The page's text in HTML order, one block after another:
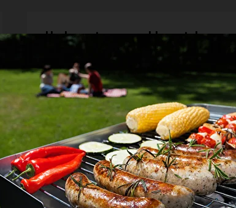
Underwater wearable watches
A piece of furniture for all occasions. A piece of
furniture for all occasions
90 р.
Learn more